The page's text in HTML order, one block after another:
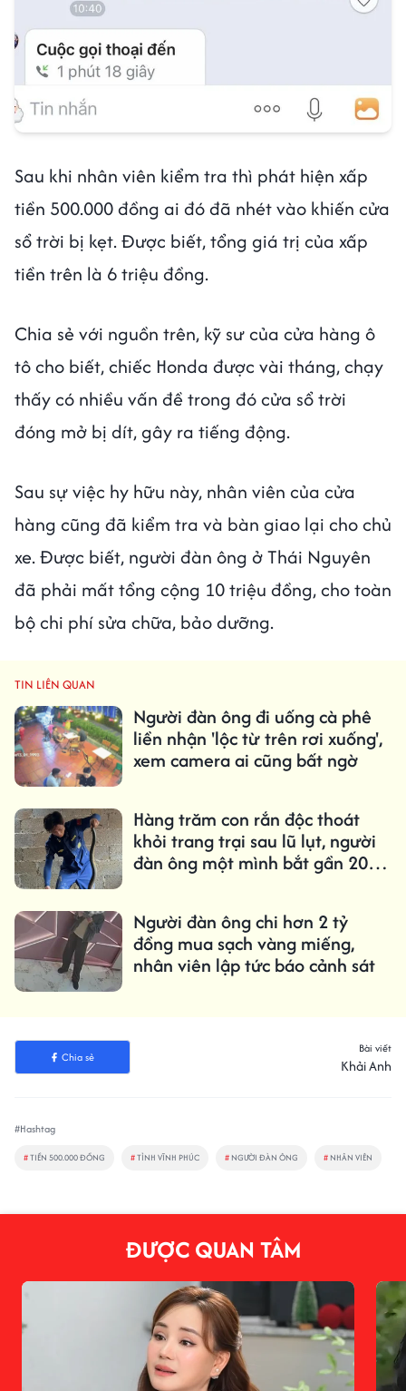
Sau khi nhân viên kiểm tra thì phát hiện xấp
tiền 500.000 đồng ai đó đã nhét vào khiến cửa
sổ trời bị kẹt. Được biết, tổng giá trị của xấp
tiền trên là 6 triệu đồng.
Chia sẻ với nguồn trên, kỹ sư của cửa hàng ô
tô cho biết, chiếc Honda được vài tháng, chạy
thấy có nhiều vấn đề trong đó cửa sổ trời
đóng mở bị dít, gây ra tiếng động.
Sau sự việc hy hữu này, nhân viên của cửa
hàng cũng đã kiểm tra và bàn giao lại cho chủ
xe. Được biết, người đàn ông ở Thái Nguyên
đã phải mất tổng cộng 10 triệu đồng, cho toàn
bộ chi phí sửa chữa, bảo dưỡng.
TIN LIÊN QUAN
Người đàn ông đi uống cà phê
liền nhận 'lộc từ trên rơi xuống',
xem camera ai cũng bất ngờ
Hàng trăm con rắn độc thoát
khỏi trang trại sau lũ lụt, người
đàn ông một mình bắt gần 20
Người đàn ông chi hơn 2 tỷ
đồng mua sạch vàng miếng,
nhân viên lập tức báo cảnh sát
Chia sẻ
Bài viết
Khải Anh
#Hashtag
#TIỀN 500.000 ĐỒNG #TỈNH VĨNH PHÚC # NGƯỜI ĐÀN ÔNG # NHÂN VIÊN
ĐƯỢC QUAN TÂM